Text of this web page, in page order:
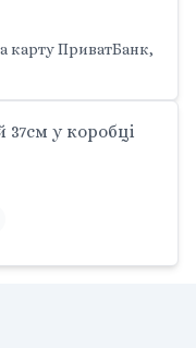
карту ПриватБанк,
у коробці